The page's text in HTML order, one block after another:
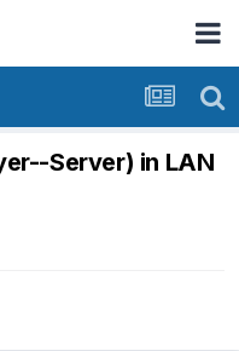
Server) in LAN